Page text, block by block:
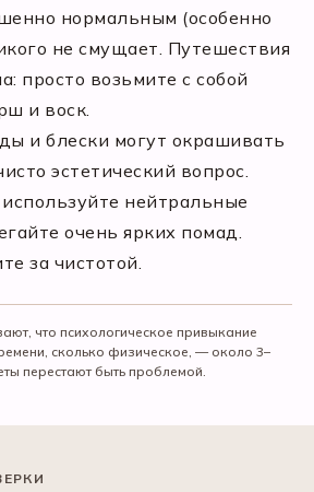
нормальным (особенно
не смущает. Путешествия
просто возьмите с собой
и воск.
и блески могут окрашивать
эстетический вопрос.
нейтральные
очень ярких помад.
за чистотой.
что психологическое привыкание
сколько физическое, — около 3–
перестают быть проблемой.